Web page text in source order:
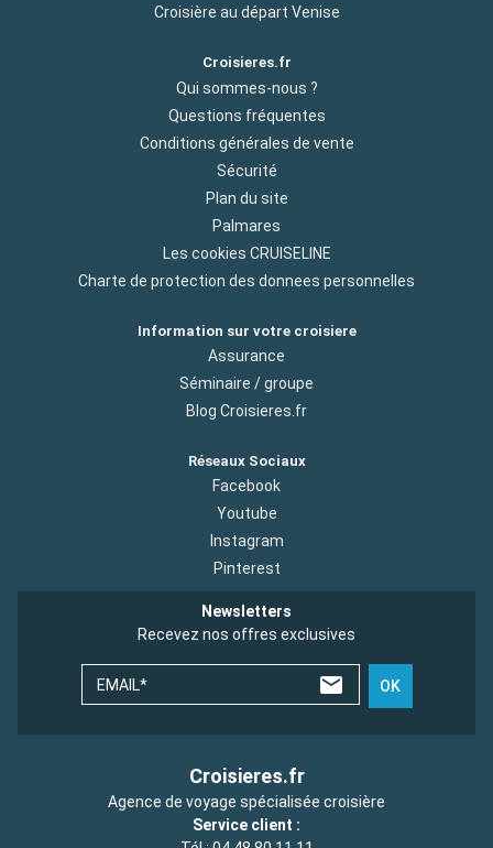
Croisière au départ Venise
Croisieres.fr
Qui sommes-nous ?
Questions fréquentes
Conditions générales de vente
Sécurité
Plan du site
Palmares
Les cookies CRUISELINE
Charte de protection des donnees personnelles
Information sur votre croisiere
Assurance
Séminaire / groupe
Blog Croisieres.fr
Réseaux Sociaux
Facebook
Youtube
Instagram
Pinterest
Newsletters
Recevez nos offres exclusives
EMAIL* OK
Croisieres.fr
Agence de voyage spécialisée croisière
Service client :